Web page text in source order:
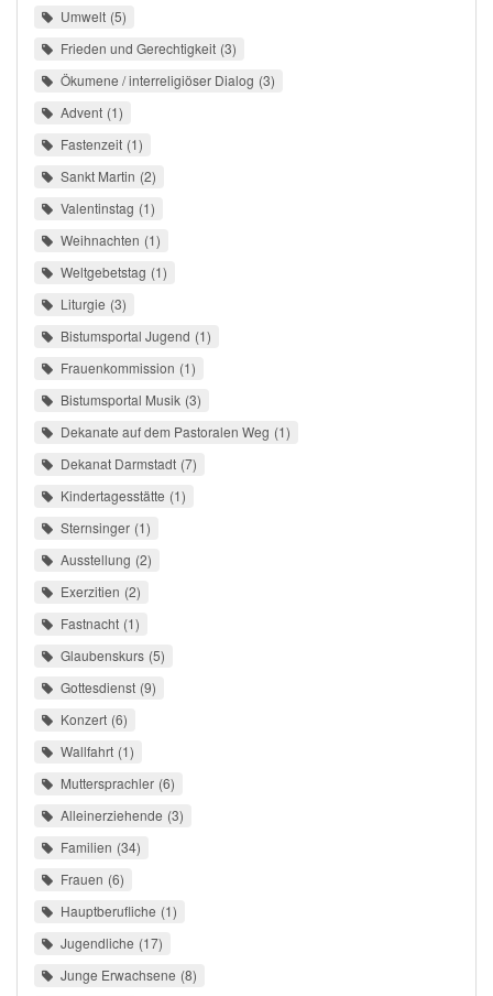
Umwelt 5
Frieden und Gerechtigkeit 3
Ökumene / interreligiöser Dialog 3
Advent 1
Fastenzeit 1
Sankt Martin 2
Valentinstag 1
Weihnachten 1
Weltgebetstag 1
Liturgie 3
Bistumsportal Jugend 1
Frauenkommission 1
Bistumsportal Musik 3
Dekanate auf dem Pastoralen Weg 1
Dekanat Darmstadt 7
Kindertagesstätte 1
Sternsinger 1
Ausstellung 2
Exerzitien 2
Fastnacht 1
Glaubenskurs 5
Gottesdienst 9
Konzert 6
Wallfahrt 1
Muttersprachler 6
Alleinerziehende 3
Familien 34
Frauen 6
Hauptberufliche 1
Jugendliche 17
Junge Erwachsene 8